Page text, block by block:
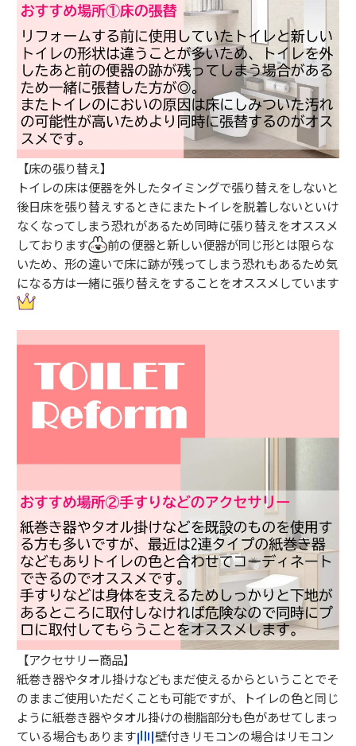
【床の張り替え】
トイレの床は便器を外したタイミングで張り替えをしないと
後日床を張り替えするときにまたトイレを脱着しないといけ
なくなってしまう恐れがあるため同時に張り替えをオススメ
しております
前の便器と新しい便器が同じ形とは限らな
いため、形の違いで床に跡が残ってしまう恐れもあるため気
になる方は一緒に張り替えをすることをオススメしています
【アクセサリー商品】
紙巻き器やタオル掛けなどもまだ使えるからということでそ
のままご使用いただくことも可能ですが、トイレの色と同じ
ように紙巻き器やタオル掛けの樹脂部分も色があせてしまっ
ている場合もあります
壁付きリモコンの場合はリモコン